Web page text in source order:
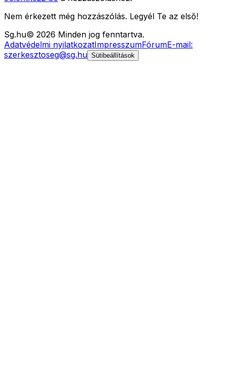
Nem érkezett még hozzászólás. Legyél Te az első!
Sg.hu© 2026 Minden jog fenntartva.
Adatvédelmi nyilatkozatImpresszumFórumE-mail:
szerkesztoseg@sg.hu Sütibeállítások